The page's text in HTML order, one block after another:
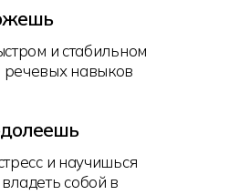
и научишься
собой в
и стабильном
навыков